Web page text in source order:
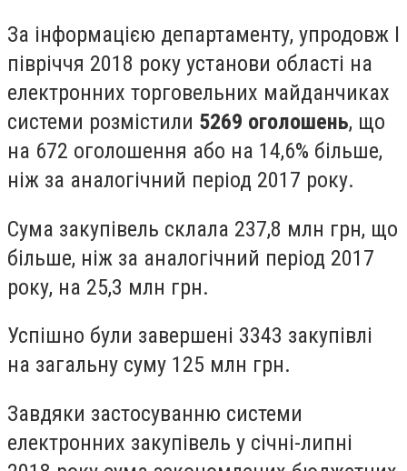
За інформацією департаменту, упродовж I
півріччя 2018 року установи області на
електронних торговельних майданчиках
системи розмістили 5269 оголошень, що
на 672 оголошення або на 14,6% більше,
ніж за аналогічний період 2017 року.
Сума закупівель склала 237,8 млн грн, що
більше, ніж за аналогічний період 2017
року, на 25,3 млн грн.
Успішно були завершені 3343 закупівлі
на загальну суму 125 млн грн.
Завдяки застосуванню системи
електронних закупівель у січні-липні